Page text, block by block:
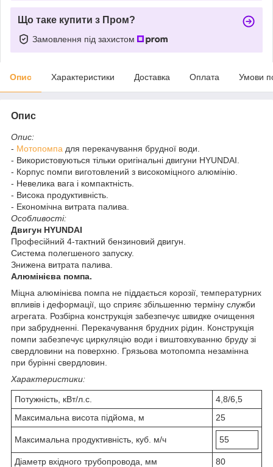
Що таке купити з Пром?
Замовлення під захистом
Опис Характеристики Доставка Оплата Умови
Опис
Опис:
- Мотопомпа для перекачування брудної води.
- Використовуються тільки оригінальні двигуни HYUNDAI.
- Корпус помпи виготовлений з високоміцного алюмінію.
- Невелика вага і компактність.
- Висока продуктивність.
- Економічна витрата палива.
Особливості:
Двигун HYUNDAI
Професійний 4-тактний бензиновий двигун.
Система полегшеного запуску.
Знижена витрата палива.
Алюмінієва помпа.
Міцна алюмінієва помпа не піддається корозії, температурних
впливів і деформації, що сприяє збільшенню терміну служби
агрегата. Розбірна конструкція забезпечує швидке очищення
при забрудненні. Перекачування брудних рідин. Конструкція
помпи забезпечує циркуляцію води і виштовхуванню бруду зі
свердловини на поверхню. Грязьова мотопомпа незамінна
при бурінні свердловин.
Характеристики:
Потужність, кВт/л.с.
4,8/6,5
Максимальна висота підйома, м
25
Максимальна продуктивність, куб. м/ч 55
Діаметр вхідного трубопровода, мм
80